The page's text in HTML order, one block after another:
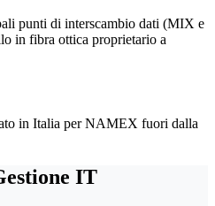
punti di interscambio dati (MIX e
in fibra ottica proprietario a
in Italia per NAMEX fuori dalla
IT